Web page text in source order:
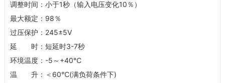
调整时间：小于1秒（输入电压变化10％）
最大额定：98％
过压保护：245±5V
延 时：短延时3-7秒
环境温度：-5～+40℃
温 升：＜60℃(满负荷条件下)